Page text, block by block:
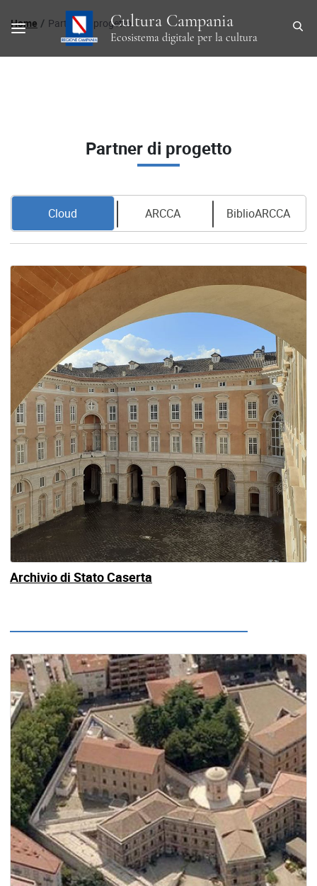
Cultura Campania
Ecosistema digitale per la cultura
Percorso di navigazione
Home Partner di progetto
Partner di progetto
Cloud ARCCA BiblioARCCA
Archivio di Stato Caserta